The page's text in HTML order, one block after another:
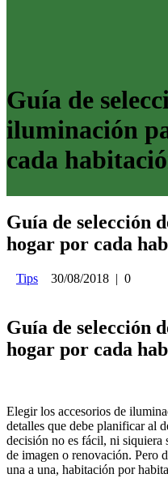
Guía de
iluminación
cada
Guía de selección
hogar por cada
Tips 30/08/2018 | 0
Guía de selección
hogar por cada
Elegir los accesorios de
detalles que debe planificar al
decisión no es fácil, ni siquiera
de imagen o renovación. Pero
una a una, habitación por